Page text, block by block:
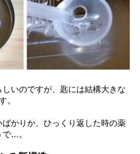
いのですが、匙には結構大きな
。
かりか、ひっくり返した時の薬
で…。